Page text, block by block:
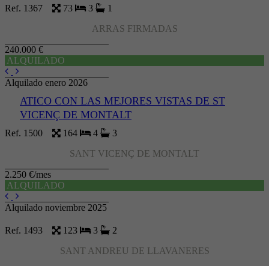
Ref. 1367 73 3 1
ARRAS FIRMADAS
240.000 €
ALQUILADO
Alquilado enero 2026
ATICO CON LAS MEJORES VISTAS DE ST
VICENÇ DE MONTALT
Ref. 1500 164 4 3
SANT VICENÇ DE MONTALT
2.250 €/mes
ALQUILADO
Alquilado noviembre 2025
Ref. 1493 123 3 2
SANT ANDREU DE LLAVANERES